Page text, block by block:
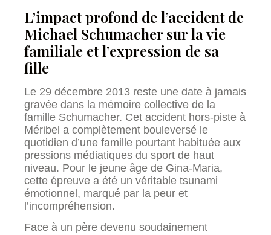
L’impact profond de l’accident de
Michael Schumacher sur la vie
familiale et l’expression de sa
fille
Le 29 décembre 2013 reste une date à jamais
gravée dans la mémoire collective de la
famille Schumacher. Cet accident hors-piste à
Méribel a complètement bouleversé le
quotidien d’une famille pourtant habituée aux
pressions médiatiques du sport de haut
niveau. Pour le jeune âge de Gina-Maria,
cette épreuve a été un véritable tsunami
émotionnel, marqué par la peur et
l’incompréhension.
Face à un père devenu soudainement